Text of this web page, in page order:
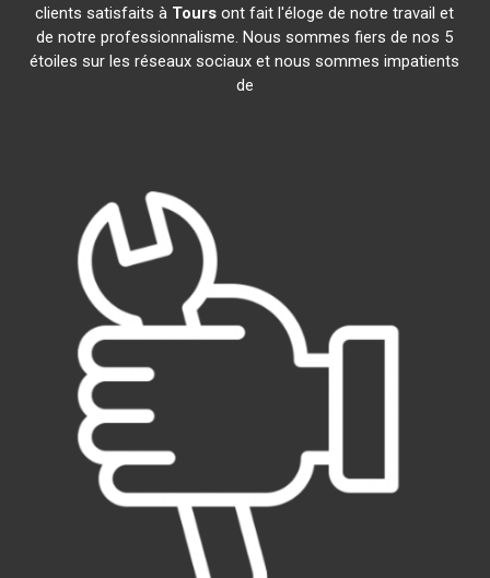
clients satisfaits à Tours ont fait l'éloge de notre travail et
de notre professionnalisme. Nous sommes fiers de nos 5
étoiles sur les réseaux sociaux et nous sommes impatients
de